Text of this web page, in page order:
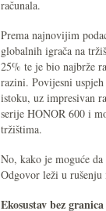
računala.
Prema najnovijim
globalnih igrača na
25% te je bio najbrže
razini. Povijesni
istoku, uz impresivan
serije HONOR 600 i
tržištima.
No, kako je moguće
Odgovor leži u rušenju
Ekosustav bez granica